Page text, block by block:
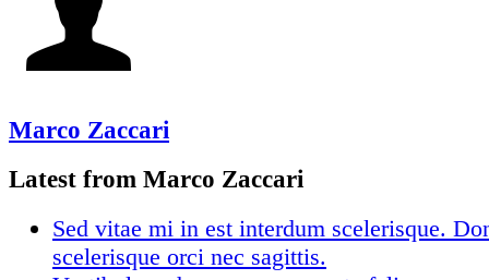
Marco Zaccari
Latest from Marco Zaccari
Sed vitae mi in est interdum scelerisque.
scelerisque orci nec sagittis.